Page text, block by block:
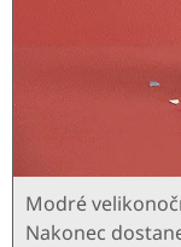
Modré
Nakonec